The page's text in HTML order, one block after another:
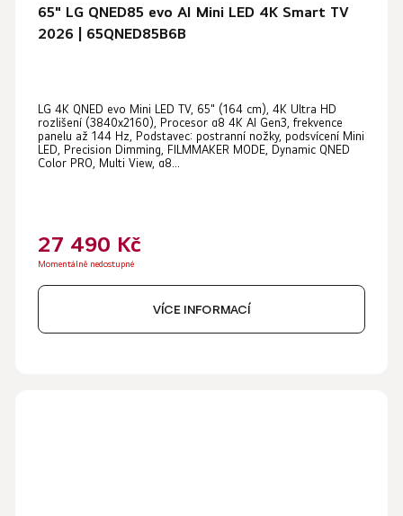
65" LG QNED85 evo AI Mini LED 4K Smart TV
2026 | 65QNED85B6B
LG 4K QNED evo Mini LED TV, 65" (164 cm), 4K Ultra HD
rozlišení (3840x2160), Procesor α8 4K AI Gen3, frekvence
panelu až 144 Hz, Podstavec: postranní nožky, podsvícení Mini
LED, Precision Dimming, FILMMAKER MODE, Dynamic QNED
Color PRO, Multi View, α8...
27 490 Kč
Momentálně nedostupné
VÍCE INFORMACÍ